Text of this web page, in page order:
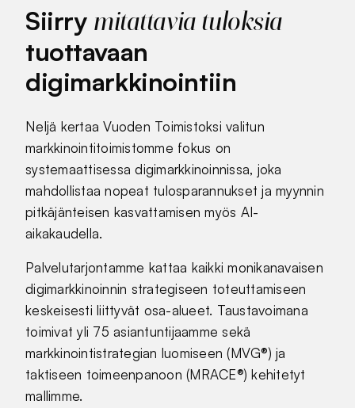
Siirry mitattavia tuloksia
tuottavaan
digimarkkinointiin
Neljä kertaa Vuoden Toimistoksi valitun
markkinointitoimistomme fokus on
systemaattisessa digimarkkinoinnissa, joka
mahdollistaa nopeat tulosparannukset ja myynnin
pitkäjänteisen kasvattamisen myös AI-
aikakaudella.
Palvelutarjontamme kattaa kaikki monikanavaisen
digimarkkinoinnin strategiseen toteuttamiseen
keskeisesti liittyvät osa-alueet. Taustavoimana
toimivat yli 75 asiantuntijaamme sekä
markkinointistrategian luomiseen (MVG®) ja
taktiseen toimeenpanoon (MRACE®) kehitetyt
mallimme.